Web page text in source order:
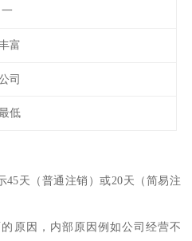
富
司
低
45天（普通注销）或20天（简易注
原因，内部原因例如公司经营不